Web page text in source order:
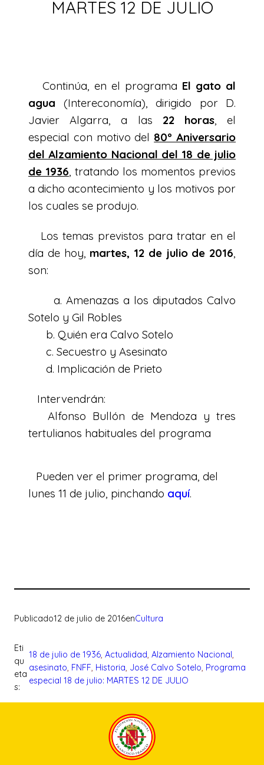
MARTES 12 DE JULIO
Continúa, en el programa El gato al
agua (Intereconomía), dirigido por D.
Javier Algarra, a las 22 horas, el
especial con motivo del 80º Aniversario
del Alzamiento Nacional del 18 de julio
de 1936 , tratando los momentos previos
a dicho acontecimiento y los motivos por
los cuales se produjo.
Los temas previstos para tratar en el
día de hoy, martes, 12 de julio de 2016
son:
a. Amenazas a los diputados Calvo
Sotelo y Gil Robles
b. Quién era Calvo Sotelo
c. Secuestro y Asesinato
d. Implicación de Prieto
Intervendrán:
Alfonso Bullón de Mendoza y tres
tertulianos habituales del programa
Pueden ver el primer programa, del
lunes 11 de julio, pinchando aquí.
Publicado12 de julio de 2016enCultura
Eti
qu
eta
s:
18 de julio de 1936, Actualidad, Alzamiento Nacional
asesinato, FNFF, Historia, José Calvo Sotelo, Programa
especial 18 de julio: MARTES 12 DE JULIO